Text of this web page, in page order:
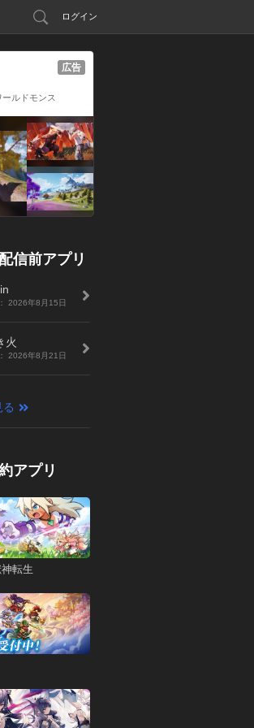
ログイン
ルドモンス
広告
信前アプリ
2026年8月15日
火
2026年8月21日
る
アプリ
転生